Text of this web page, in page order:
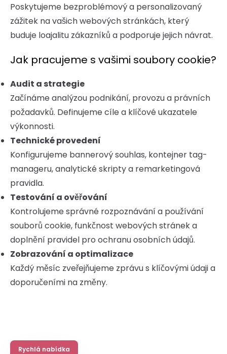
Poskytujeme bezproblémový a personalizovaný
zážitek na vašich webových stránkách, který
buduje loajalitu zákazníků a podporuje jejich návrat.
Jak pracujeme s vašimi soubory cookie?
Audit a strategie
Začínáme analýzou podnikání, provozu a právních
požadavků. Definujeme cíle a klíčové ukazatele
výkonnosti.
Technické provedení
Konfigurujeme bannerový souhlas, kontejner tag-
manageru, analytické skripty a remarketingová
pravidla.
Testování a ověřování
Kontrolujeme správné rozpoznávání a používání
souborů cookie, funkčnost webových stránek a
doplnění pravidel pro ochranu osobních údajů.
Zobrazování a optimalizace
Každý měsíc zveřejňujeme zprávu s klíčovými údaji a
doporučeními na změny.
Rychlá nabídka